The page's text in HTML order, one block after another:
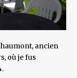
ancien
où je fus